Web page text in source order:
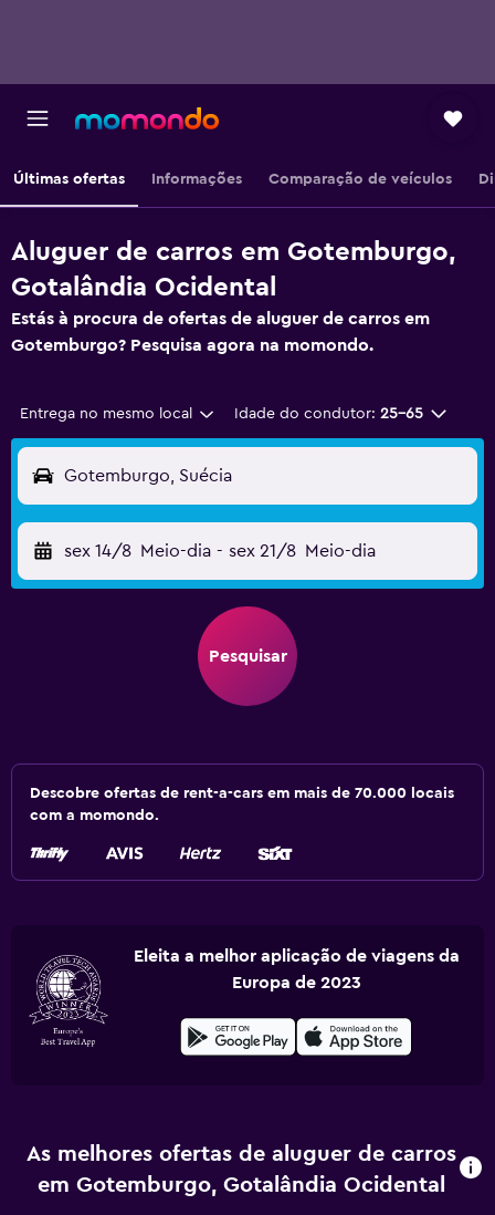
Últimas ofertas Informações Comparação de veículos
Aluguer de carros em Gotemburgo,
Gotalândia Ocidental
Estás à procura de ofertas de aluguer de carros em
Gotemburgo? Pesquisa agora na momondo.
Entrega no mesmo local Idade do condutor: 25-65
Gotemburgo, Suécia
sex 14/8 Meio-dia - sex 21/8 Meio-dia
Pesquisar
Descobre ofertas de rent-a-cars em mais de 70.000 locais
com a momondo.
Eleita a melhor aplicação de viagens da
Europa de 2023
As melhores ofertas de aluguer de carros
em Gotemburgo, Gotalândia Ocidental